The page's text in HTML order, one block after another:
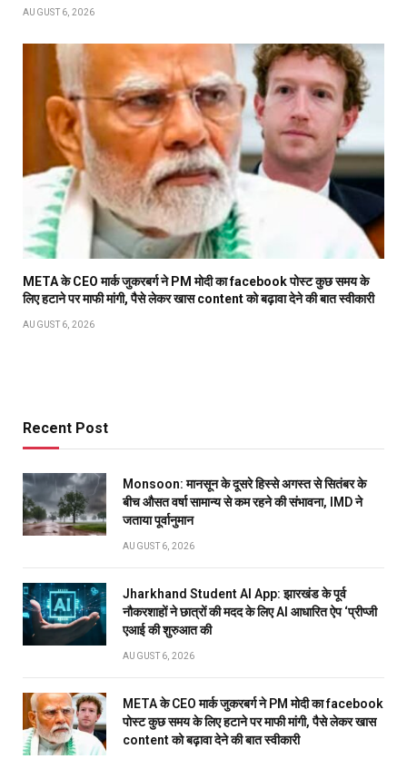
AUGUST 6, 2026
META के CEO मार्क जुकरबर्ग ने PM मोदी का facebook पोस्ट कुछ समय के
लिए हटाने पर माफी मांगी, पैसे लेकर खास content को बढ़ावा देने की बात स्वीकारी
AUGUST 6, 2026
Recent Post
Monsoon: मानसून के दूसरे हिस्से अगस्त से सितंबर के
बीच औसत वर्षा सामान्य से कम रहने की संभावना, IMD ने
जताया पूर्वानुमान
AUGUST 6, 2026
Jharkhand Student AI App: झारखंड के पूर्व
नौकरशाहों ने छात्रों की मदद के लिए AI आधारित ऐप ‘प्रीप्जी
एआई की शुरुआत की
AUGUST 6, 2026
META के CEO मार्क जुकरबर्ग ने PM मोदी का facebook
पोस्ट कुछ समय के लिए हटाने पर माफी मांगी, पैसे लेकर खास
content को बढ़ावा देने की बात स्वीकारी